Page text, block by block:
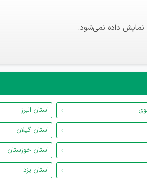
نمایش داده نمی‌شود.
استان البرز
استان گیلان
استان خوزستان
استان یزد